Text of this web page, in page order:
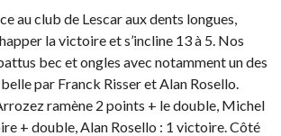
au club de Lescar aux dents longues,
la victoire et s’incline 13 à 5. Nos
bec et ongles avec notamment un des
par Franck Risser et Alan Rosello.
ramène 2 points + le double, Michel
+ double, Alan Rosello : 1 victoire. Côté